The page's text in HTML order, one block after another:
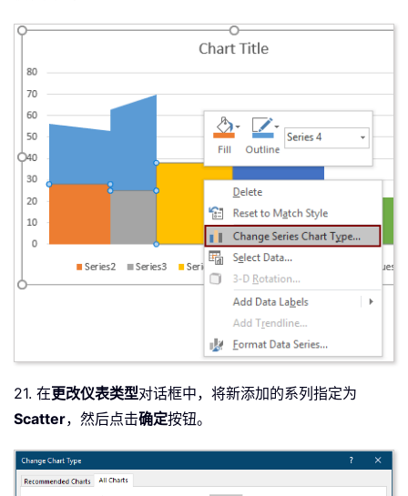
21. 在更改仪表类型对话框中，将新添加的系列指定为
Scatter，然后点击确定按钮。